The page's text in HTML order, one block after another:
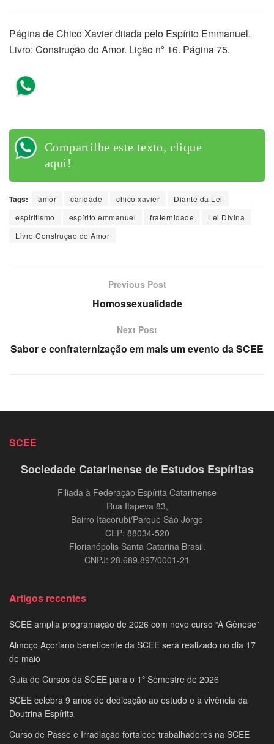
Página de Chico Xavier ditada pelo Espírito Emmanuel.
Livro: Construção do Amor. Lição nº 16. Página 75.
Compartilhe este texto, clique
aqui!
Tags: amor caridade chico xavier
Diante da Lei
espiritismo
espírito emmanuel fraternidade
Lei Divina
Livro Construçao do Amor
Previous Post
Homossexualidade
Next Post
Sabor e confraternização em mais um evento da SCEE
SCEE
Sociedade Catarinense de Estudos Espíritas
Filiada à Federação Espírita Catarinense
Rua Itapeva 83,
Bairro Itacorubi/Parque São Jorge
CEP: 88034-520
Florianópolis Santa Catarina Brasil.
CNPJ: 28.689.897/0001-21
Artigos recentes
SCEE amplia programação de 2026 com novo curso “A Gênese”
Almoço Açoriano beneficente da SCEE será realizado no dia 17
de maio
Guia de Cursos da SCEE para o 1º Semestre de 2026
SCEE celebra 9 anos de dedicação ao estudo e à vivência da
Doutrina Espírita
Curso de Passe e Irradiação fortalece trabalhadores na SCEE